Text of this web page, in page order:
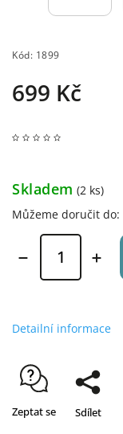
Kód: 1899
699 Kč
Skladem (2 ks)
Můžeme doručit do:
Detailní informace
Zeptat se Sdílet